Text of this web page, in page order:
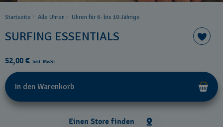
Startseite Alle Uhren Uhren für 6- bis 10-Jährige
SURFING ESSENTIALS
52,00 € Inkl. MwSt.
In den Warenkorb
Einen Store finden